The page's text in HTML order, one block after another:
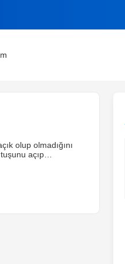
olup olmadığını
açıp
Formumuzun